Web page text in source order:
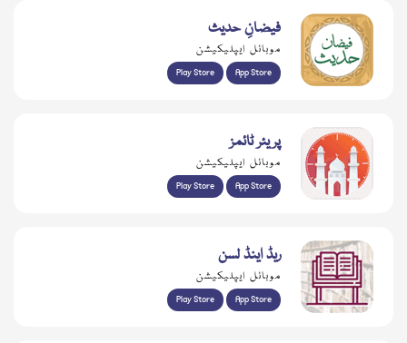
فیضانِ حدیث
موبائل ایپلیکیشن
Play Store App Store
پریئر ٹائمز
موبائل ایپلیکیشن
Play Store App Store
ریڈ اینڈ لسن
موبائل ایپلیکیشن
Play Store App Store